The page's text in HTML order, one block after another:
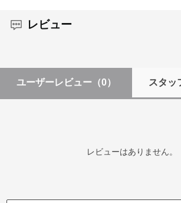
レビュー
ユーザーレビュー （0） スタッ
レビューはありません。